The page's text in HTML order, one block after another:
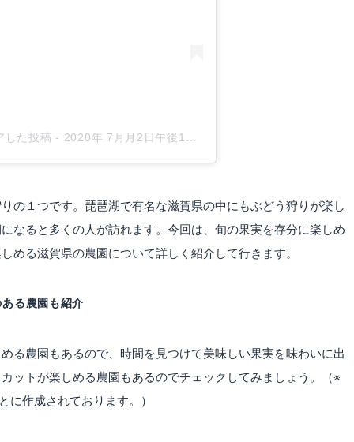
した投稿 - 2020年 7月月2日午後11時29分PDT
の１つです。琵琶湖で有名な滋賀県の中にもぶどう狩りが楽し
なると多くの人が訪れます。今回は、旬の果実を存分に楽しめ
める滋賀県の農園について詳しく紹介して行きます。
る農園も紹介
る農園もあるので、時間を見つけて美味しい果実を味わいに出
ットが楽しめる農園もあるのでチェックしてみましょう。（※
に作成されております。）